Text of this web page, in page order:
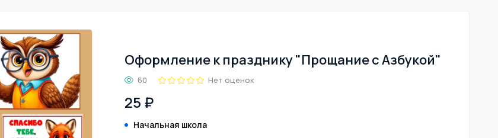
Оформление к празднику "Прощание с Азбукой"
60 Нет оценок
25 ₽
Начальная школа